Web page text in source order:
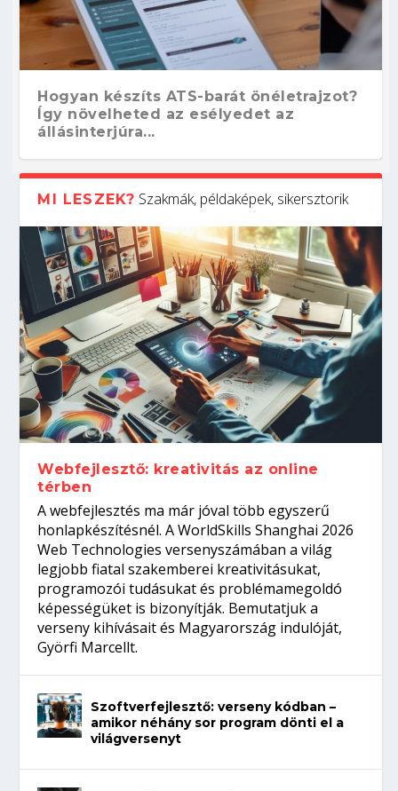
Hogyan készíts ATS-barát önéletrajzot?
Így növelheted az esélyedet az
állásinterjúra...
Kitalálod, mire használják ezeket a
gépeket?
Nem sikerült az egyetemi felvételi?
Tanulj szakmát!
Szoftverfejlesztő: verseny kódban –
amikor néhány sor program dönti el a
világversenyt...
Digitális detox – hogyan kapcsolódj ki
telefon nélkül?
MI LESZEK? Szakmák, példaképek, sikersztorik
Webfejlesztő: kreativitás az online
térben
A webfejlesztés ma már jóval több egyszerű
honlapkészítésnél. A WorldSkills Shanghai 2026
Web Technologies versenyszámában a világ
legjobb fiatal szakemberei kreativitásukat,
programozói tudásukat és problémamegoldó
képességüket is bizonyítják. Bemutatjuk a
verseny kihívásait és Magyarország indulóját,
Györfi Marcellt.
Szoftverfejlesztő: verseny kódban –
amikor néhány sor program dönti el a
világversenyt